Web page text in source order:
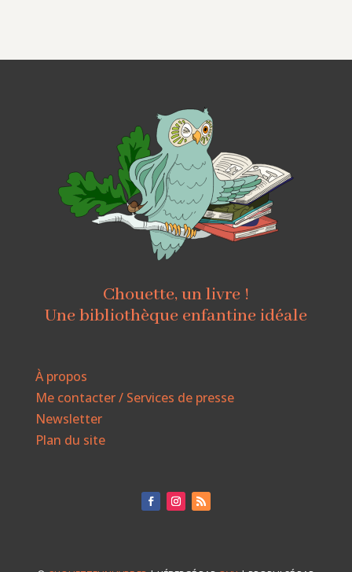
Chouette, un livre !
Une bibliothèque enfantine idéale
À propos
Me contacter / Services de presse
Newsletter
Plan du site